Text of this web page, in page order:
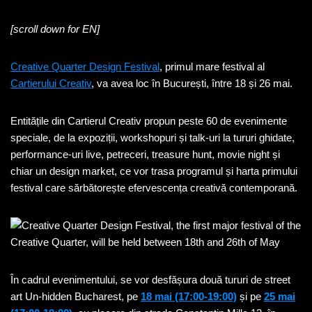
[scroll down for EN]
Creative Quarter Design Festival, primul mare festival al
Cartierului Creativ, va avea loc în București, între 18 și 26 mai.
Entitățile din Cartierul Creativ propun peste 60 de evenimente
speciale, de la expoziții, workshopuri și talk-uri la tururi ghidate,
performance-uri live, petreceri, treasure hunt, movie night și
chiar un design market, ce vor trasa programul și harta primului
festival care sărbătorește efervescența creativă contemporană.
În cadrul evenimentului, se vor desfășura două tururi de street
art Un-hidden Bucharest, pe 18 mai (17:00-19:00) și pe 25 mai